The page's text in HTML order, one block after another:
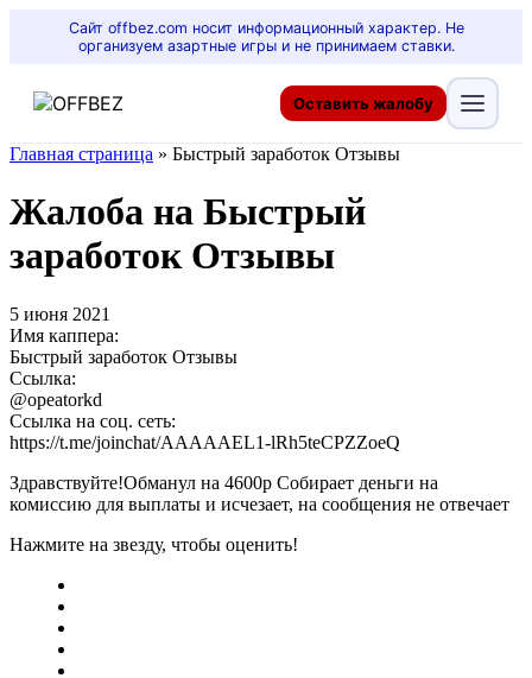
Сайт offbez.com носит информационный характер. Не
организуем азартные игры и не принимаем ставки.
Оставить жалобу
Главная страница » Быстрый заработок Отзывы
Жалоба на Быстрый
заработок Отзывы
5 июня 2021
Имя каппера:
Быстрый заработок Отзывы
Ссылка:
@opeatorkd
Ссылка на соц. сеть:
https://t.me/joinchat/AAAAAEL1-lRh5teCPZZoeQ
Здравствуйте!Обманул на 4600р Собирает деньги на
комиссию для выплаты и исчезает, на сообщения не отвечает
Нажмите на звезду, чтобы оценить!